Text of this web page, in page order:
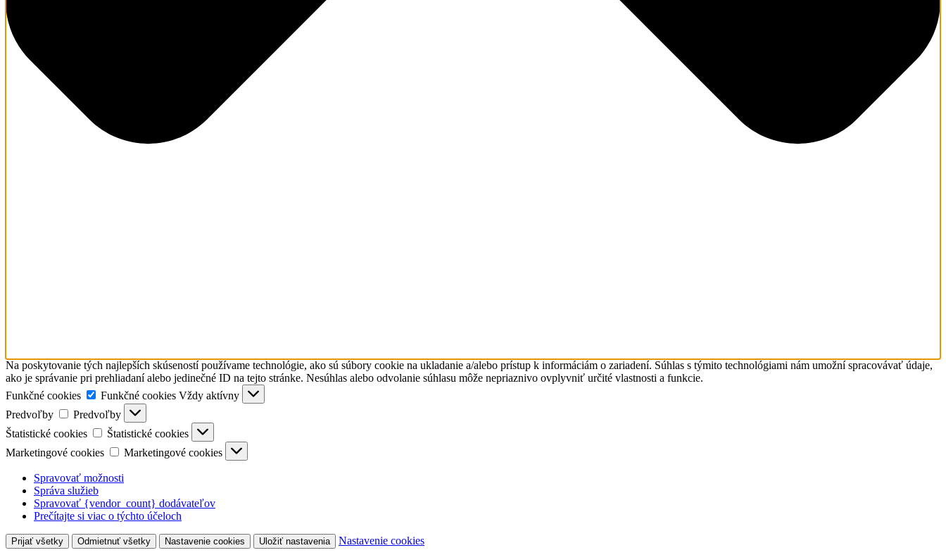
Na poskytovanie tých najlepších skúseností používame technológie, ako sú súbory cookie na ukladanie a/alebo prístup k informáciám o zariadení. Súhlas s týmito technológiami nám umožní spracovávať údaje,
ako je správanie pri prehliadaní alebo jedinečné ID na tejto stránke. Nesúhlas alebo odvolanie súhlasu môže nepriaznivo ovplyvniť určité vlastnosti a funkcie.
Funkčné cookies
Funkčné cookies Vždy aktívny
Predvoľby
Predvoľby
Štatistické cookies
Štatistické cookies
Marketingové cookies
Marketingové cookies
Spravovať možnosti
Správa služieb
Spravovať {vendor_count} dodávateľov
Prečítajte si viac o týchto účeloch
Prijať všetky Odmietnuť všetky Nastavenie cookies Uložiť nastavenia Nastavenie cookies